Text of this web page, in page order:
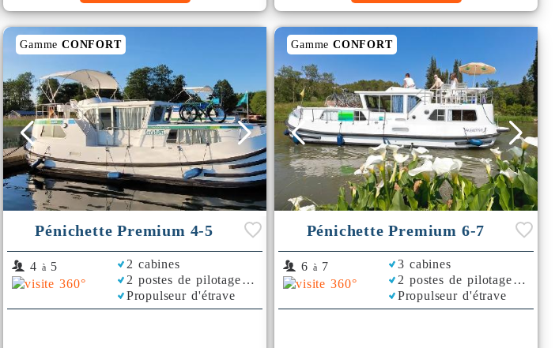
Gamme CONFORT
Pénichette Premium 4-5
4 à 5
2 cabines
2 postes de pilotage
Propulseur d'étrave
GammeCONFORT
Pénichette Premium 6-7
6 à 7
3 cabines
2 postes de pilotage
Propulseur d'étrave